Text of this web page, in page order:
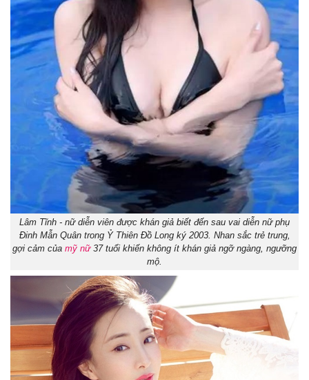
Lâm Tĩnh - nữ diễn viên được khán giả biết đến sau vai diễn nữ phụ
Đinh Mẫn Quân trong Ỷ Thiên Đồ Long ký 2003. Nhan sắc trẻ trung,
gợi cảm của mỹ nữ37 tuổi khiến không ít khán giả ngỡ ngàng, ngưỡng
mộ.